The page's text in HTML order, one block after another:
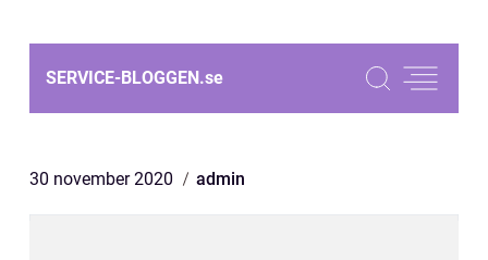
SERVICE-BLOGGEN.se
30 november 2020 admin